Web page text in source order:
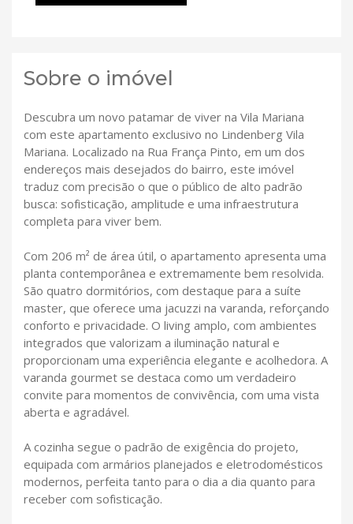
Sobre o imóvel
Descubra um novo patamar de viver na Vila Mariana
com este apartamento exclusivo no Lindenberg Vila
Mariana. Localizado na Rua França Pinto, em um dos
endereços mais desejados do bairro, este imóvel
traduz com precisão o que o público de alto padrão
busca: sofisticação, amplitude e uma infraestrutura
completa para viver bem.
Com 206 m² de área útil, o apartamento apresenta uma
planta contemporânea e extremamente bem resolvida.
São quatro dormitórios, com destaque para a suíte
master, que oferece uma jacuzzi na varanda, reforçando
conforto e privacidade. O living amplo, com ambientes
integrados que valorizam a iluminação natural e
proporcionam uma experiência elegante e acolhedora. A
varanda gourmet se destaca como um verdadeiro
convite para momentos de convivência, com uma vista
aberta e agradável.
A cozinha segue o padrão de exigência do projeto,
equipada com armários planejados e eletrodomésticos
modernos, perfeita tanto para o dia a dia quanto para
receber com sofisticação.